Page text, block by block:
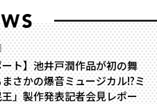
ト】池井戸潤作品が初の舞
かの爆音ミュージカル!?――ミ
」製作発表記者会見レポー